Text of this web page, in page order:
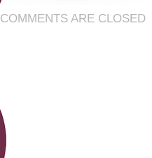
COMMENTS ARE CLOSED